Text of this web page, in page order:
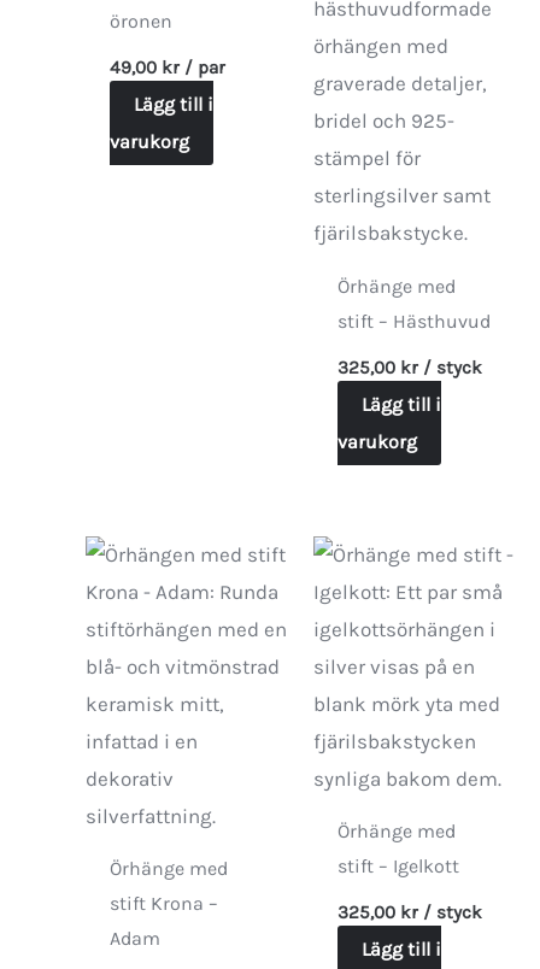
öronen
49,00 kr/ par
Lägg till i
varukorg
Örhänge med
stift – Hästhuvud
325,00 kr/ styck
Lägg till i
varukorg
Örhänge med
stift Krona –
Adam
Örhänge med
stift – Igelkott
325,00 kr/ styck
Lägg till i